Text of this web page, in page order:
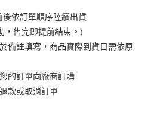
依訂單順序陸續出貨
，售完即提前結束。)
備註填寫，商品實際到貨日需依原
的訂單向廠商訂購
款或取消訂單